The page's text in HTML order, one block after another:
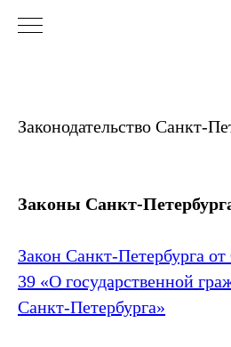
Законодательство
Законы
Закон Санкт‑Петербурга
39 «О государственной
Санкт‑Петербурга»